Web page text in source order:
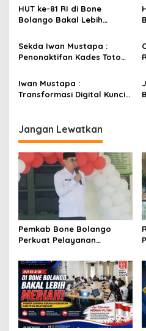
p
o
s
Posyandu Tingkat Provinsi
HUT ke-81 RI di Bone
Bolango Bakal Lebih
Beragam Kegiatan
Libatkan Masyarakat
Sekda Iwan Mustapa :
Penonaktifan Kades Toto
DPRD Nilai Keputusan
Pemda Tepat
Iwan Mustapa :
Transformasi Digital Kunci
dan Sehat
Jangan Lewatkan
Pemkab Bone Bolango
Perkuat Pelayanan
Posyandu Tingkat Provinsi